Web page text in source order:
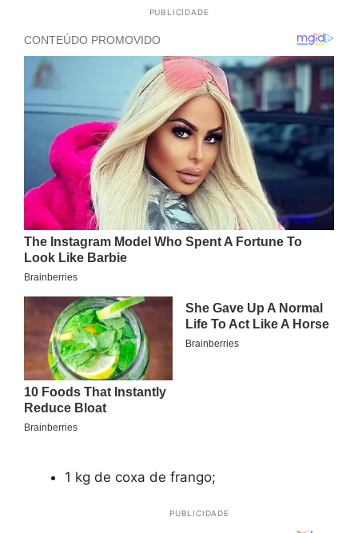
PUBLICIDADE
1 kg de coxa de frango;
PUBLICIDADE